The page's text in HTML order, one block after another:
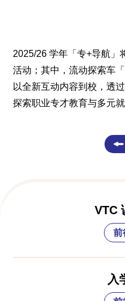
2025/26 学年「专+导航」
活动；其中，流动探索车
以全新互动内容到校，透
探索职业专才教育与多元就
VTC
前
入